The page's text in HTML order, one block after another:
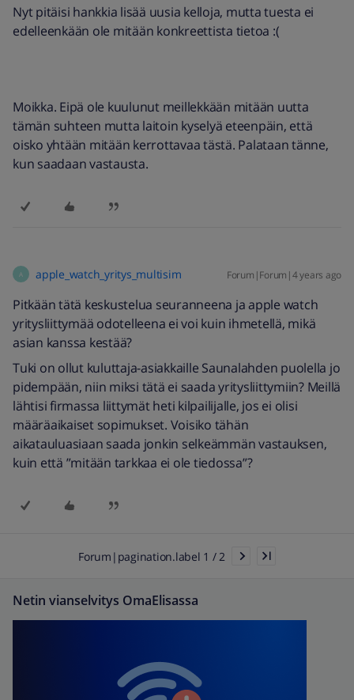
Nyt pitäisi hankkia lisää uusia kelloja, mutta tuesta ei
edelleenkään ole mitään konkreettista tietoa :(
Moikka. Eipä ole kuulunut meillekkään mitään uutta
tämän suhteen mutta laitoin kyselyä eteenpäin, että
oisko yhtään mitään kerrottavaa tästä. Palataan tänne,
kun saadaan vastausta.
A apple_watch_yritys_multisim Forum|Forum|4 years ago
Pitkään tätä keskustelua seuranneena ja apple watch
yritysliittymää odotelleena ei voi kuin ihmetellä, mikä
asian kanssa kestää?
Tuki on ollut kuluttaja-asiakkaille Saunalahden puolella jo
pidempään, niin miksi tätä ei saada yritysliittymiin? Meillä
lähtisi firmassa liittymät heti kilpailijalle, jos ei olisi
määräaikaiset sopimukset. Voisiko tähän
aikatauluasiaan saada jonkin selkeämmän vastauksen,
kuin että ”mitään tarkkaa ei ole tiedossa”?
Forum|pagination.label 1 / 2
Netin vianselvitys OmaElisassa